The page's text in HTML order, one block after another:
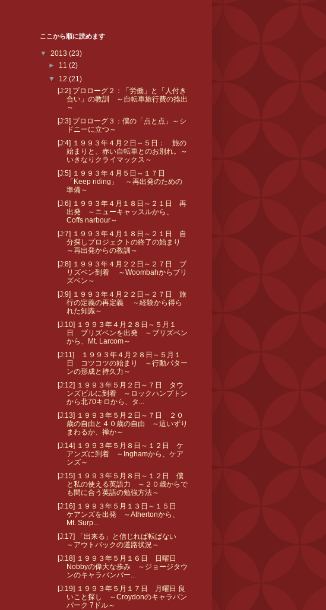
ここから順に読めます
▼ 2013 (23)
► 11(2)
▼ 12(21)
[J:2] プロローグ２：「労働」と「人付き
合い」の教訓 ～自転車旅行費の捻出
～
[J:3] プロローグ３：僕の「点と点」～シ
ドニーに立つ～
[J:4] １９９３年４月２日～５日： 旅の
始まりと、赤い自転車とのお別れ。～
いきなりクライマックス～
[J:5] １９９３年４月５日～１７日
「Keep riding」 ～再出発のための
準備～
[J:6] １９９３年４月１８日～２１日 再
出発 ～ニューキャッスルから、
Coffs narbour～
[J:7] １９９３年４月１８日～２１日 自
分探しプロジェクトの終了の始まり
～再出発からの教訓～
[J:8] １９９３年４月２２日～２７日 ブ
リズベン到着 ～Woombahからブリ
ズベン～
[J:9] １９９３年４月２２日～２７日 旅
行の定義の再定義 ～経験から得ら
れた知識～
[J:10] １９９３年４月２８日～５月１
日 ブリズベンを出発 ～ブリズベン
から、Mt. Larcom～
[J:11] １９９３年４月２８日～５月１
日 コツコツの始まり ～行動パター
ンの形成と持久力～
[J:12] １９９３年５月２日～７日 タウ
ンズビルに到着 ～ロックハンプトン
から北70キロから、タ...
[J:13] １９９３年５月２日～７日 ２０
歳の自由と４０歳の自由 ～這いずり
まわるか、禅か～
[J:14] １９９３年５月８日～１２日 ケ
アンズに到着 ～Inghamから、ケア
ンズ～
[J:15] １９９３年５月８日～１２日 僕
と私の使える英語力 ～２０歳からで
も間に合う英語の勉強方法～
[J:16] １９９３年５月１３日～１５日
ケアンズを出発 ～Athertonから、
Mt. Surp...
[J:17] 「出来る」と信じれば転ばない
～アウトバックの道路状況～
[J:18] １９９３年５月１６日 日曜日
Nobbyの偉大な歩み ～ジョージタウ
ンのキャラバンパー...
[J:19] １９９３年５月１７日 月曜日 良
いこと探し ～Croydonのキャラバン
パーク 7ドル～